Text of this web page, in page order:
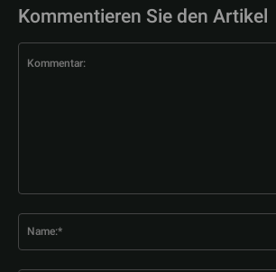
Kommentieren Sie den Artikel